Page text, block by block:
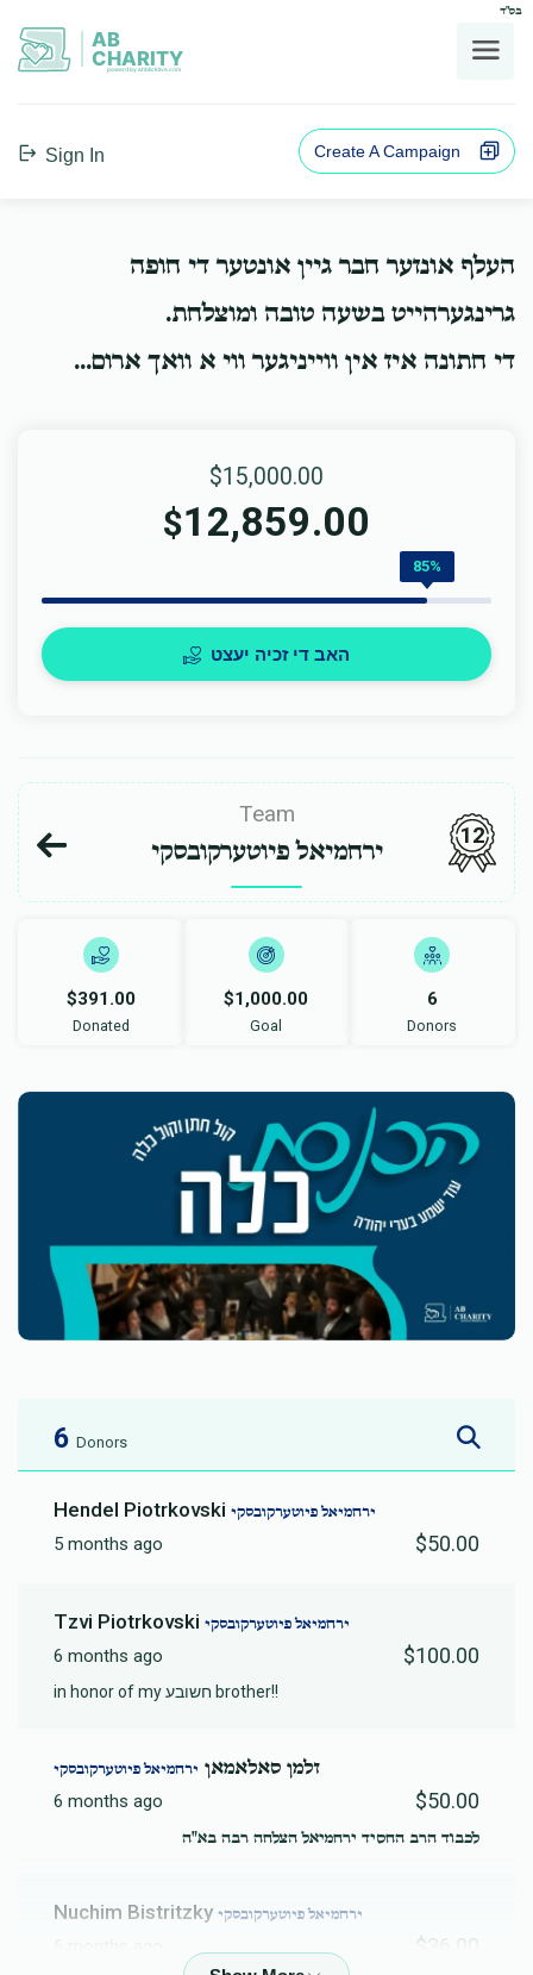
בס"ד
AB
CHARITY
powerd by ahblicklive.com
Sign In Create A Campaign
העלף אונזער חבר גיין אונטער די חופה
גרינגערהייט בשעה טובה ומוצלחת.
די חתונה איז אין ווייניגער ווי א וואך ארום...
$15,000.00
$12,859.00
85%
האב די זכיה יעצט
Team
ירחמיאל פיוטערקובסקי 12
$391.00
Donated
$1,000.00
Goal
6
Donors
6 Donors
Hendel Piotrkovski ירחמיאל פיוטערקובסקי
5 months ago $50.00
Tzvi Piotrkovski ירחמיאל פיוטערקובסקי
6 months ago $100.00
in honor of my חשובע brother!!
זלמן סאלאמאן ירחמיאל פיוטערקובסקי
6 months ago $50.00
לכבוד הרב החסיד ירחמיאל הצלחה רבה בא"ה
Nuchim Bistritzky ירחמיאל פיוטערקובסקי
$36.00